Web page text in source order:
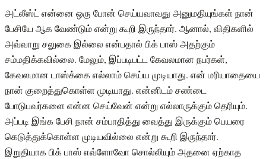
அட்லீஸ்ட் என்னை ஒரு போன் செய்யவாவது அனுமதியுங்கள் நான்
பேசியே ஆக வேண்டும் என்று கூறி இருந்தார். ஆனால், விதிகளில்
அவ்வாறு சலுகை இல்லை என்பதால் பிக் பாஸ் அதற்கும்
சம்மதிக்கவில்லை. மேலும், இப்படிபட்ட கேவலமான நபர்கள்,
கேவலமான டாஸ்க்கை எல்லாம் செய்ய முடியாது. என் மரியாதையை
நான் குறைத்துகொள்ள முடியாது. என்னிடம் சண்டை
போடுபவர்களை என்ன செய்வேன் என்று எல்லாருக்கும் தெரியும்.
அப்படி இங்க பேசி நான் சம்பாதித்து வைத்து இருக்கும் பெயரை
கெடுத்துக்கொள்ள முடியவில்லை என்று கூறி இருந்தார்.
இறுதியாக பிக் பாஸ் எவ்ளோவோ சொல்லியும் அதனை ஏற்காத